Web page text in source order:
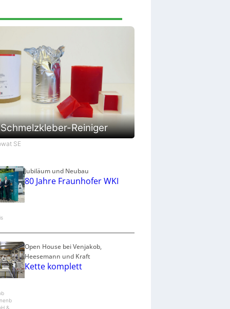
Reiniger
SE
Jubiläum und Neubau
80 Jahre Fraunhofer WKI
&
Open House bei Venjakob,
Heesemann und Kraft
Kette komplett